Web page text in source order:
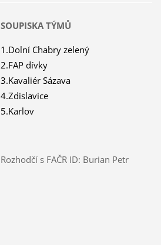
SOUPISKA TÝMŮ
1.Dolní Chabry zelený
2.FAP dívky
3.Kavaliér Sázava
4.Zdislavice
5.Karlov
Rozhodčí s FAČR ID: Burian Petr